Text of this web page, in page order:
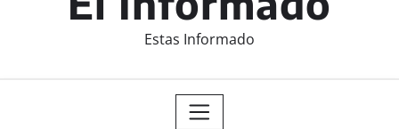
Estas Informado